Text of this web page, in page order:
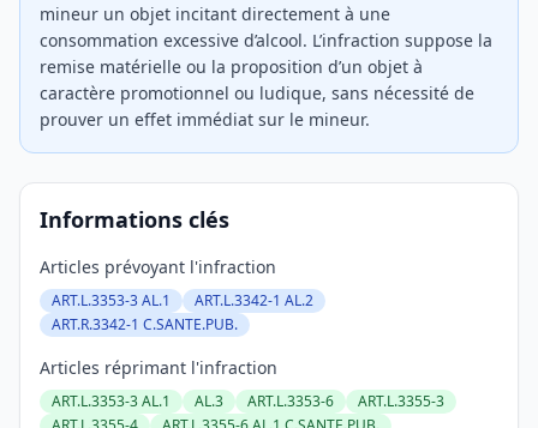
mineur un objet incitant directement à une
consommation excessive d’alcool. L’infraction suppose la
remise matérielle ou la proposition d’un objet à
caractère promotionnel ou ludique, sans nécessité de
prouver un effet immédiat sur le mineur.
Informations clés
Articles prévoyant l'infraction
ART.L.3353-3 AL.1
ART.L.3342-1 AL.2
ART.R.3342-1 C.SANTE.PUB.
Articles réprimant l'infraction
ART.L.3353-3 AL.1 AL.3 ART.L.3353-6
ART.L.3355-3